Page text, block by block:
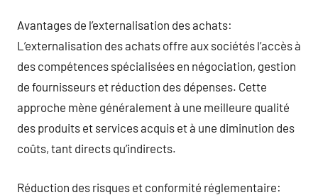
Avantages de l’externalisation des achats:
L’externalisation des achats offre aux sociétés l’accès à
des compétences spécialisées en négociation, gestion
de fournisseurs et réduction des dépenses. Cette
approche mène généralement à une meilleure qualité
des produits et services acquis et à une diminution des
coûts, tant directs qu’indirects.
Réduction des risques et conformité réglementaire: